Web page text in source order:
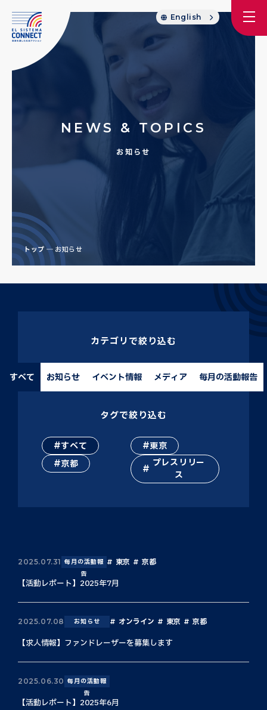
English
NEWS & TOPICS
お知らせ
トップ お知らせ
カテゴリで絞り込む
すべて お知らせ イベント情報 メディア 毎月の活動報告
タグで絞り込む
すべて
東京
京都
プレスリリー
ス
2025.07.31 毎月の活動報
告
東京 京都
【活動レポート】2025年7月
2025.07.08 お知らせ オンライン 東京 京都
【求人情報】ファンドレーザーを募集します
2025.06.30 毎月の活動報
告
【活動レポート】2025年6月